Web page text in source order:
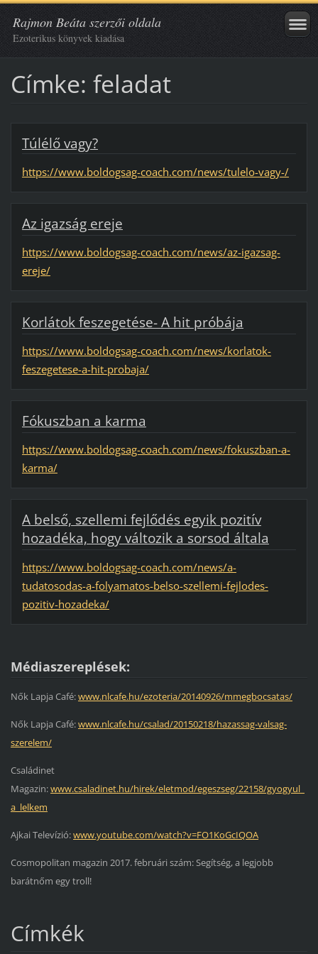
Rajmon Beáta szerzői oldala
Ezoterikus könyvek kiadása
Címke: feladat
Túlélő vagy?
https://www.boldogsag-coach.com/news/tulelo-vagy-/
Az igazság ereje
https://www.boldogsag-coach.com/news/az-igazsag-
ereje/
Korlátok feszegetése- A hit próbája
https://www.boldogsag-coach.com/news/korlatok-
feszegetese-a-hit-probaja/
Fókuszban a karma
https://www.boldogsag-coach.com/news/fokuszban-a-
karma/
A belső, szellemi fejlődés egyik pozitív
hozadéka, hogy változik a sorsod általa
https://www.boldogsag-coach.com/news/a-
tudatosodas-a-folyamatos-belso-szellemi-fejlodes-
pozitiv-hozadeka/
Médiaszereplések:
Nők Lapja Café:www.nlcafe.hu/ezoteria/20140926/mmegbocsatas/
Nők Lapja Café:www.nlcafe.hu/csalad/20150218/hazassag-valsag-
szerelem/
Családinet
Magazin:www.csaladinet.hu/hirek/eletmod/egeszseg/22158/gyogyul_
a_lelkem
Ajkai Televízió:www.youtube.com/watch?v=FO1KoGcIQOA
Cosmopolitan magazin 2017. februári szám: Segítség, a legjobb
barátnőm egy troll!
Címkék